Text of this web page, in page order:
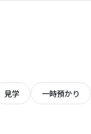
見学 一時預かり